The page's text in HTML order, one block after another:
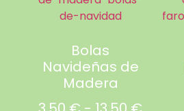
Bolas
Navideñas de
Madera